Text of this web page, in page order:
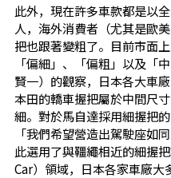
此外，現在許多車款都是以
人，海外消費者（尤其是歐
把也跟著變粗了。目前市面
「偏細」、「偏粗」以及「
賢一）的觀察，日本各大車
本田的轎車握把屬於中間尺
細。對於馬自達採用細握把
「我們希望營造出駕駛座如
此選用了與韁繩相近的細握
Car）領域，日本各家車廠大